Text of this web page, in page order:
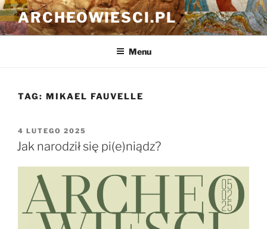
Przejdź
do
treści
ARCHEOWIESCI.PL
Menu
TAG: MIKAEL FAUVELLE
OPUBLIKOWANE
W
4 LUTEGO 2025
Jak narodził się pi(e)niądz?